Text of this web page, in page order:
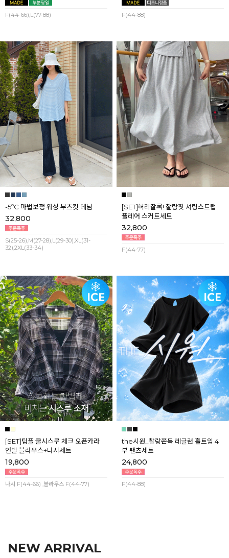
F(44-66),L(77-88) F(44-88)
-5ºC 마법보정 워싱 부츠컷 데님
32,800
S(25-26),M(27-28),L(29-30),XL(31-
32),2XL(33-34)
[SET]허리잘록! 찰랑핏 셔링스트랩
플레어 스커트세트
32,800
F(44-77)
[SET]팀플 쿨시스루 체크 오픈카라
언발 블라우스+나시세트
19,800
나시 F(44-66) ,블라우스 F(44-77)
the시원_찰랑쫀득 레글런 홀트임 4
부 팬츠세트
24,800
F(44-88)
NEW ARRIVAL